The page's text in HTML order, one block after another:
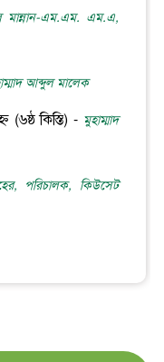
মান্নান-এম.এম. এম.এ,
আব্দুল মালেক
কিস্তি) - মুহাম্মাদ
পরিচালক, কিউসেট